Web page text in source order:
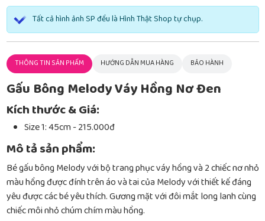
Tất cả hình ảnh SP đều là Hình Thật Shop tự chụp.
THÔNG TIN SẢN PHẨM HƯỚNG DẪN MUA HÀNG BẢO HÀNH
Gấu Bông Melody Váy Hồng Nơ Đen
Kích thước & Giá:
Size 1: 45cm - 215.000đ
Mô tả sản phẩm:
Bé gấu bông Melody với bộ trang phục váy hồng và 2 chiếc nơ nhỏ
màu hồng được đính trên áo và tai của Melody với thiết kế đáng
yêu được các bé yêu thích. Gương mặt với đôi mắt long lanh cùng
chiếc môi nhỏ chúm chím màu hồng.